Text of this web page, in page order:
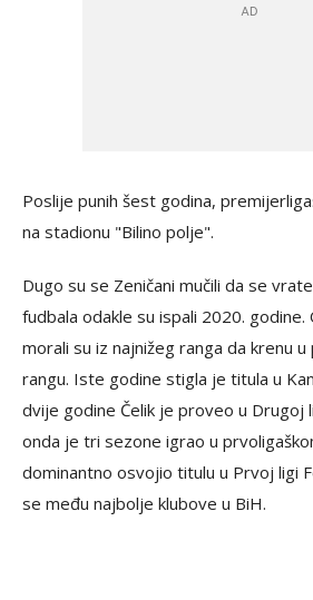
Poslije punih šest godina,
na stadionu "Bilino polje".
Dugo su se Zeničani mučili da se
fudbala odakle su ispali 2020.
morali su iz najnižeg ranga da krenu
rangu. Iste godine stigla je titula u
dvije godine Čelik je proveo u Drugoj
onda je tri sezone igrao u
dominantno osvojio titulu u Prvoj ligi
se među najbolje klubove u BiH.